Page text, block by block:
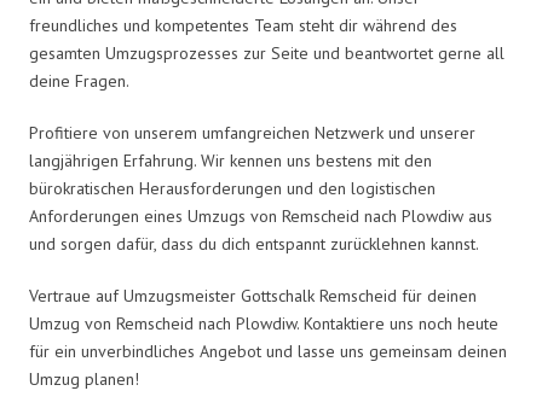
freundliches und kompetentes Team steht dir während des
gesamten Umzugsprozesses zur Seite und beantwortet gerne all
deine Fragen.
Profitiere von unserem umfangreichen Netzwerk und unserer
langjährigen Erfahrung. Wir kennen uns bestens mit den
bürokratischen Herausforderungen und den logistischen
Anforderungen eines Umzugs von Remscheid nach Plowdiw aus
und sorgen dafür, dass du dich entspannt zurücklehnen kannst.
Vertraue auf Umzugsmeister Gottschalk Remscheid für deinen
Umzug von Remscheid nach Plowdiw. Kontaktiere uns noch heute
für ein unverbindliches Angebot und lasse uns gemeinsam deinen
Umzug planen!